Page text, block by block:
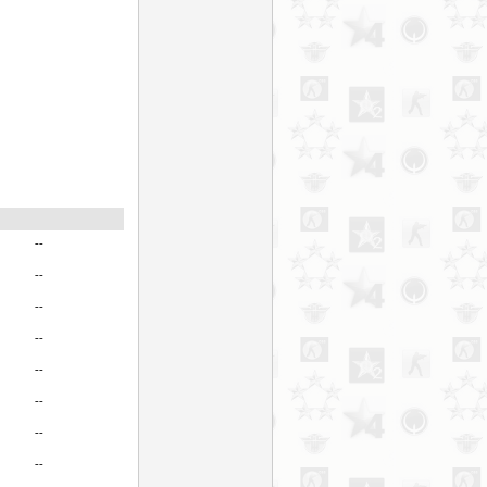
--
--
--
--
--
--
--
--